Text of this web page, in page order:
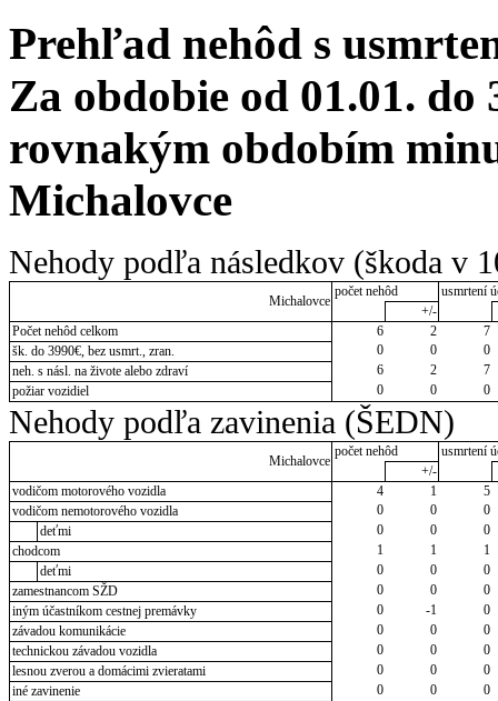
Prehľad nehôd s
Za obdobie od 01.01. do
rovnakým obdobím
Michalovce
Nehody podľa následkov (škoda v
Michalovce
počet nehôd
usmrtení
+/-
Počet nehôd celkom
6 2
7
šk. do 3990€, bez usmrt., zran.
0 0
0
neh. s násl. na živote alebo zdraví
6 2
7
požiar vozidiel
0 0 0
Nehody podľa zavinenia (ŠEDN)
Michalovce
počet nehôd
usmrtení
+/-
vodičom motorového vozidla
4 1
5
vodičom nemotorového vozidla
0 0
0
deťmi
0 0
0
chodcom
1 1
1
deťmi
0 0
0
zamestnancom SŽD
0 0
0
iným účastníkom cestnej premávky
0 -1
0
závadou komunikácie
0 0
0
technickou závadou vozidla
0 0
0
lesnou zverou a domácimi zvieratami
0 0
0
iné zavinenie
0 0
0